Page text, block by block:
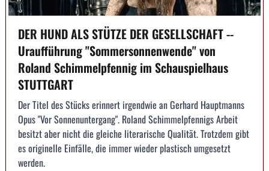
DER HUND ALS STÜTZE DER GESELLSCHAFT --
Uraufführung "Sommersonnenwende" von
Roland Schimmelpfennig im Schauspielhaus
STUTTGART
Der Titel des Stücks erinnert irgendwie an Gerhard Hauptmanns
Opus "Vor Sonnenuntergang". Roland Schimmelpfennigs Arbeit
besitzt aber nicht die gleiche literarische Qualität. Trotzdem gibt
es originelle Einfälle, die immer wieder plastisch umgesetzt
werden.